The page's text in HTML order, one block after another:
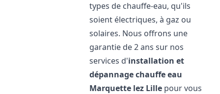
types de chauffe-eau, qu'ils
soient électriques, à gaz ou
solaires. Nous offrons une
garantie de 2 ans sur nos
services d'installation et
dépannage chauffe eau
Marquette lez Lille pour vous